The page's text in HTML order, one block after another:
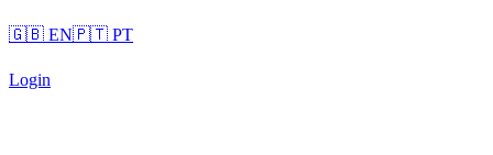
🇬🇧 EN🇵🇹 PT
Login